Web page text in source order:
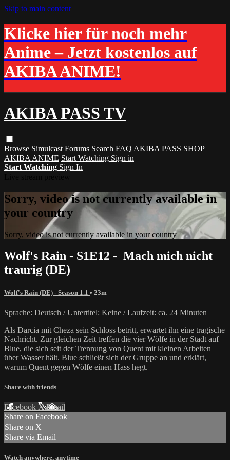
Skip to main content
Klicke hier für noch mehr
Anime – Jetzt kostenlos auf
AKIBA ANIME!
AKIBA PASS TV
Browse Simulcast Forums Search FAQ AKIBA PASS SHOP
AKIBA ANIME Start Watching Sign in
Start Watching Sign In
Sorry, video is not currently available in
your country
Sorry, video is not currently available in your country
Wolf's Rain - S1E12 - Mach mich nicht
traurig (DE)
Wolf's Rain (DE) - Season 1.1 • 23m
Sprache: Deutsch / Untertitel: Keine / Laufzeit: ca. 24 Minuten
Als Darcia mit Cheza sein Schloss betritt, erwartet ihn eine tragische
Nachricht. Zur gleichen Zeit treffen die vier Wölfe in der Stadt auf
Blue, die sich seit der Trennung von Quent mit kleinen Arbeiten
über Wasser hält. Blue schließt sich der Gruppe an und erklärt,
warum Quent gegen Wölfe einen Hass hegt.
Share with friends
Facebook XEmail
Share on Facebook
Share on X
Share via Email
Watch anywhere, anytime